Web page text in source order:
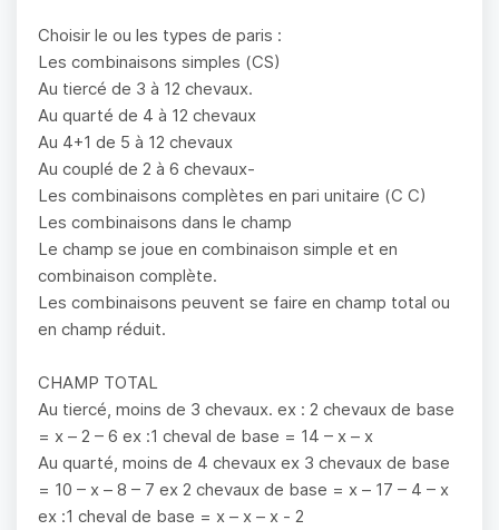
Choisir le ou les types de paris :
Les combinaisons simples (CS)
Au tiercé de 3 à 12 chevaux.
Au quarté de 4 à 12 chevaux
Au 4+1 de 5 à 12 chevaux
Au couplé de 2 à 6 chevaux-
Les combinaisons complètes en pari unitaire (C C)
Les combinaisons dans le champ
Le champ se joue en combinaison simple et en
combinaison complète.
Les combinaisons peuvent se faire en champ total ou
en champ réduit.
CHAMP TOTAL
Au tiercé, moins de 3 chevaux. ex : 2 chevaux de base
= x – 2 – 6 ex :1 cheval de base = 14 – x – x
Au quarté, moins de 4 chevaux ex 3 chevaux de base
= 10 – x – 8 – 7 ex 2 chevaux de base = x – 17 – 4 – x
ex :1 cheval de base = x – x – x - 2